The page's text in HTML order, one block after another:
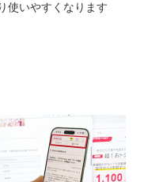
使いやすくなります